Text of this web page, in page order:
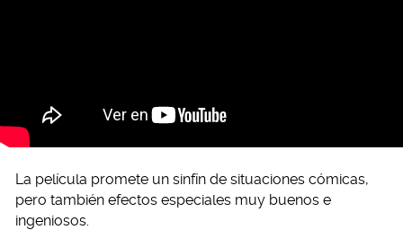
La película promete un sinfín de situaciones cómicas,
pero también efectos especiales muy buenos e
ingeniosos.